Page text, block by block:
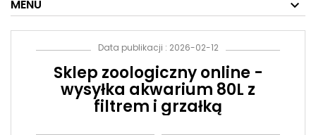
MENU
Data publikacji : 2026-02-12
Sklep zoologiczny online -
wysyłka akwarium 80L z
filtrem i grzałką